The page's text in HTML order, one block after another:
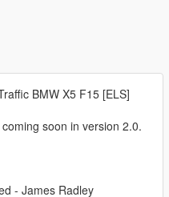
BMW X5 F15 [ELS]
soon in version 2.0.
- James Radley